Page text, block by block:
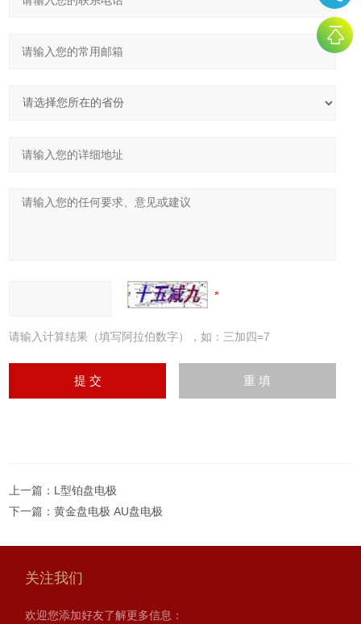
请输入计算结果（填写阿拉伯数字），如：三加四=7
上一篇： L型铂盘电极
下一篇：黄金盘电极 AU盘电极
关注我们
欢迎您添加好友了解更多信息：